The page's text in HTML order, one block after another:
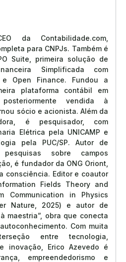
da Contabilidade.com,
para CNPJs. Também é
Suite, primeira solução de
Simplificada com
Open Finance. Fundou a
plataforma contábil em
vendida à
sócio e acionista. Além da
é pesquisador, com
Elétrica pela UNICAMP e
pela PUC/SP. Autor de
sobre campos
é fundador da ONG Oriont,
consciência. Editor e coautor
Fields Theory and
Communication in Physics
Nature, 2025) e autor de
maestria”, obra que conecta
Com muita
entre tecnologia,
inovação, Erico Azevedo é
empreendedorismo e